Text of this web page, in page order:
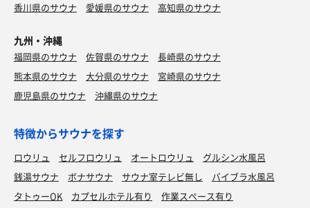
香川県のサウナ
愛媛県のサウナ 高知県のサウナ
九州・沖縄
福岡県のサウナ 佐賀県のサウナ
長崎県のサウナ
熊本県のサウナ
大分県のサウナ
宮崎県のサウナ
鹿児島県のサウナ
沖縄県のサウナ
特徴からサウナを探す
ロウリュ セルフロウリュ オートロウリュ
グルシン水風呂
銭湯サウナ
ボナサウナ サウナ室テレビ無し
バイブラ水風呂
タトゥーOK
カプセルホテル有り
作業スペース有り